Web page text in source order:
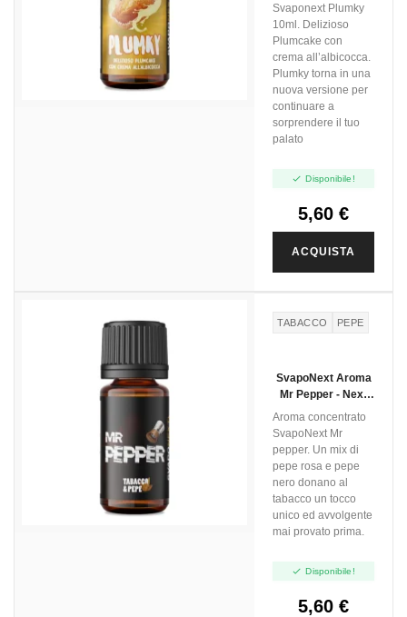
Svaponext Plumky
10ml. Delizioso
Plumcake con
crema all’albicocca.
Plumky torna in una
nuova versione per
continuare a
sorprendere il tuo
palato
 Disponibile!
5,60 €
ACQUISTA
TABACCO PEPE
SvapoNext Aroma
Mr Pepper - Next
Flavour - 10ml
Aroma concentrato
SvapoNext Mr
pepper. Un mix di
pepe rosa e pepe
nero donano al
tabacco un tocco
unico ed avvolgente
mai provato prima.
 Disponibile!
5,60 €